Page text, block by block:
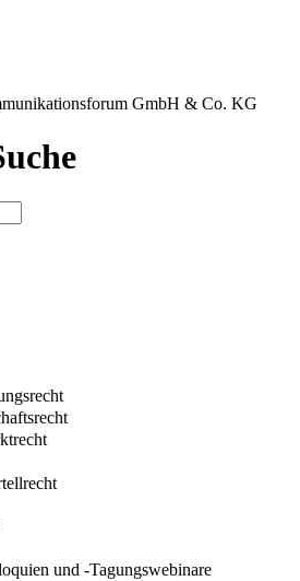
GmbH & Co. KG
und -Tagungswebinare